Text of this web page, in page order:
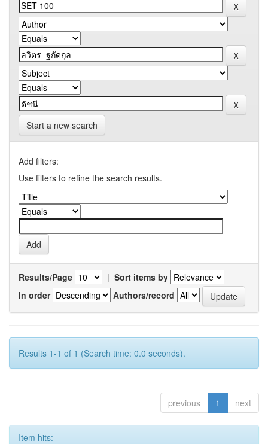
Start a new search
Add filters:
Use filters to refine the search results.
Results/Page | Sort items by
In order
Authors/record
Results 1-1 of 1 (Search time: 0.0 seconds).
previous 1 next
Item hits: